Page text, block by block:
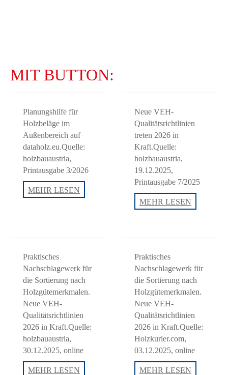
MIT BUTTON:
Planungshilfe für
Holzbeläge im
Außenbereich auf
dataholz.eu.Quelle:
holzbauaustria,
Printausgabe 3/2026
MEHR LESEN
Neue VEH-
Qualitätsrichtlinien
treten 2026 in
Kraft.Quelle:
holzbauaustria,
19.12.2025,
Printausgabe 7/2025
MEHR LESEN
Praktisches
Nachschlagewerk für
die Sortierung nach
Holzgütemerkmalen.
Neue VEH-
Qualitätsrichtlinien
2026 in Kraft.Quelle:
holzbauaustria,
30.12.2025, online
MEHR LESEN
Praktisches
Nachschlagewerk für
die Sortierung nach
Holzgütemerkmalen.
Neue VEH-
Qualitätsrichtlinien
2026 in Kraft.Quelle:
Holzkurier.com,
03.12.2025, online
MEHR LESEN